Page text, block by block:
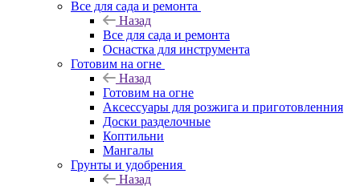
Все для сада и ремонта
Назад
Все для сада и ремонта
Оснастка для инструмента
Готовим на огне
Назад
Готовим на огне
Аксессуары для розжига и приготовленния
Доски разделочные
Коптильни
Мангалы
Грунты и удобрения
Назад